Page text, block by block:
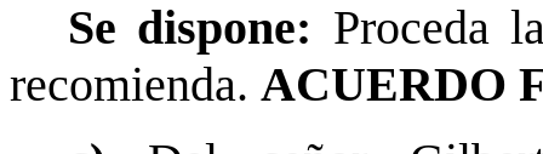
Se dispone: Proceda
recomienda. ACUERDO